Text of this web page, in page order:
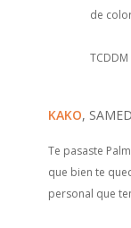
de
TCDDM
KAKO,
Te pasaste
que bien te
personal que